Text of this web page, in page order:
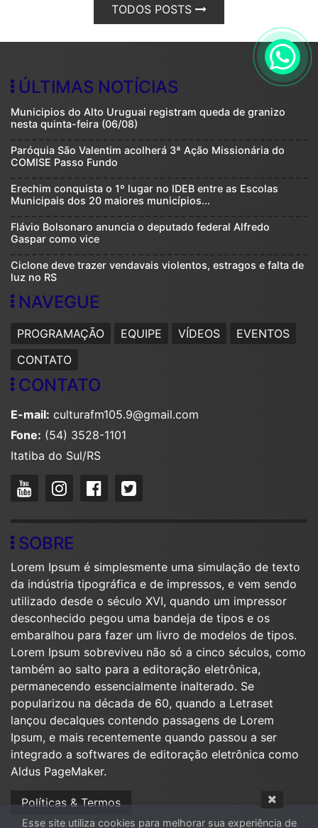
TODOS POSTS
ÚLTIMAS NOTÍCIAS
Municipios do Alto Uruguai registram queda de granizo
nesta quinta-feira (06/08)
Paróquia São Valentim acolherá 3ª Ação Missionária do
COMISE Passo Fundo
Erechim conquista o 1º lugar no IDEB entre as Escolas
Municipais dos 20 maiores municípios...
Flávio Bolsonaro anuncia o deputado federal Alfredo
Gaspar como vice
Ciclone deve trazer vendavais violentos, estragos e falta de
luz no RS
NAVEGUE
PROGRAMAÇÃO EQUIPE VÍDEOS
EVENTOS
CONTATO
CONTATO
E-mail: culturafm105.9@gmail.com
Fone: (54) 3528-1101
Itatiba do Sul/RS
SOBRE
Lorem Ipsum é simplesmente uma simulação de texto
da indústria tipográfica e de impressos, e vem sendo
utilizado desde o século XVI, quando um impressor
desconhecido pegou uma bandeja de tipos e os
embaralhou para fazer um livro de modelos de tipos.
Lorem Ipsum sobreviveu não só a cinco séculos, como
também ao salto para a editoração eletrônica,
permanecendo essencialmente inalterado. Se
popularizou na década de 60, quando a Letraset
lançou decalques contendo passagens de Lorem
Ipsum, e mais recentemente quando passou a ser
integrado a softwares de editoração eletrônica como
Aldus PageMaker.
Políticas & Termos
Esse site utiliza cookies para melhorar sua experiência de